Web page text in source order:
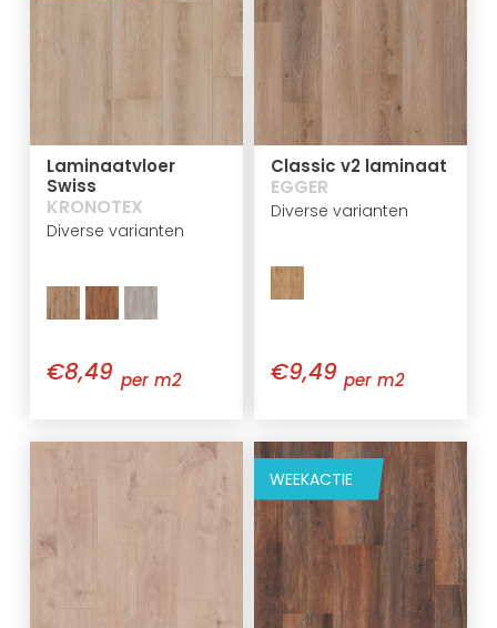
Laminaatvloer
Swiss
KRONOTEX
Diverse varianten
€8,49 per m2
Classic v2 laminaat
EGGER
Diverse varianten
€9,49 per m2
WEEKACTIE